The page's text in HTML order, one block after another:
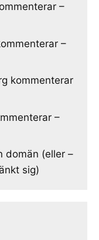
–
–
kommenterar
–
domän (eller –
sig)